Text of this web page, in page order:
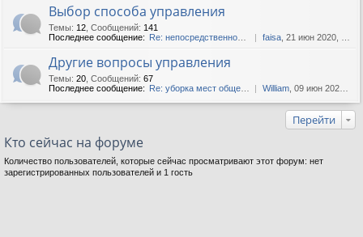
Выбор способа управления
Темы: 12 Сообщений: 141
Последнее сообщение: Re: непосредственное управл... faisa , 21 июн 2020, 04:38
Другие вопросы управления
Темы: 20 Сообщений: 67
Последнее сообщение: Re: уборка мест общего поль... William , 09 июн 2020, 14:04
Перейти
Кто сейчас на форуме
Количество пользователей, которые сейчас просматривают этот форум: нет
зарегистрированных пользователей и 1 гость